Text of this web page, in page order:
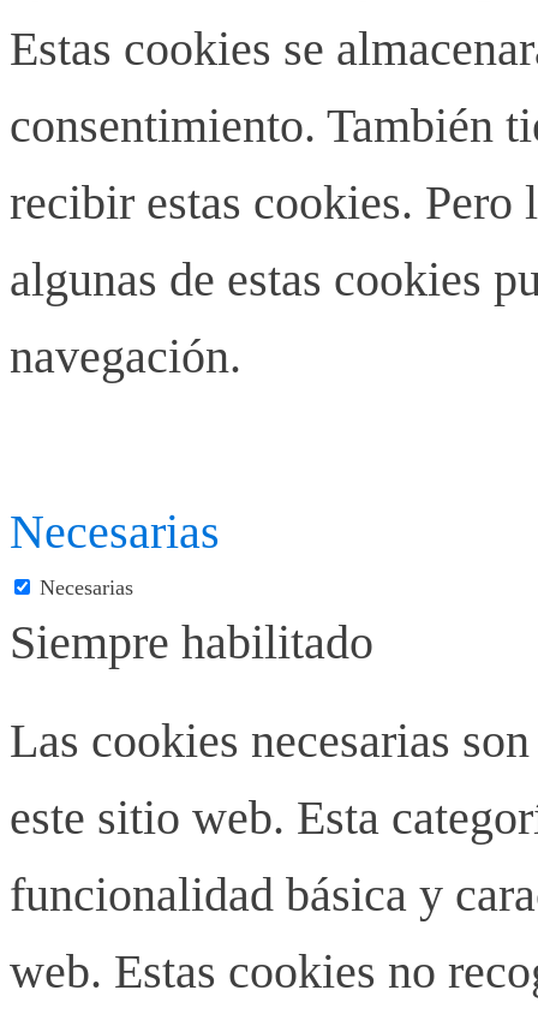
Estas cookies se
consentimiento. También
recibir estas cookies.
algunas de estas cookies
navegación.
Necesarias
Necesarias
Siempre habilitado
Las cookies necesarias
este sitio web. Esta
funcionalidad básica y
web. Estas cookies no